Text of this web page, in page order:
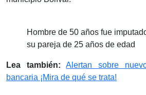
Hombre de 50 años fue
su pareja de 25 años de edad
Lea también:
Alertan sobre
bancaria ¡Mira de qué se trata!